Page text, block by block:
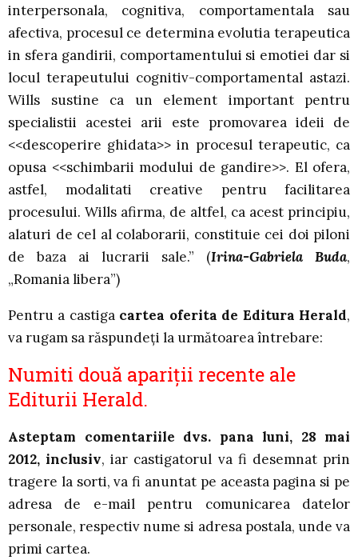
interpersonala, cognitiva, comportamentala sau
afectiva, procesul ce determina evolutia terapeutica
in sfera gandirii, comportamentului si emotiei dar si
locul terapeutului cognitiv-comportamental astazi.
Wills sustine ca un element important pentru
specialistii acestei arii este promovarea ideii de
<<descoperire ghidata>> in procesul terapeutic, ca
opusa <<schimbarii modului de gandire>>. El ofera,
astfel, modalitati creative pentru facilitarea
procesului. Wills afirma, de altfel, ca acest principiu,
alaturi de cel al colaborarii, constituie cei doi piloni
de baza ai lucrarii sale.” (Irina-Gabriela Buda,
„Romania libera”)
Pentru a castiga cartea oferita de Editura Herald,
va rugam sa răspundeţi la următoarea întrebare:
Numiti două apariţii recente ale
Editurii Herald.
Asteptam comentariile dvs. pana luni, 28 mai
2012, inclusiv, iar castigatorul va fi desemnat prin
tragere la sorti, va fi anuntat pe aceasta pagina si pe
adresa de e-mail pentru comunicarea datelor
personale, respectiv nume si adresa postala, unde va
primi cartea.